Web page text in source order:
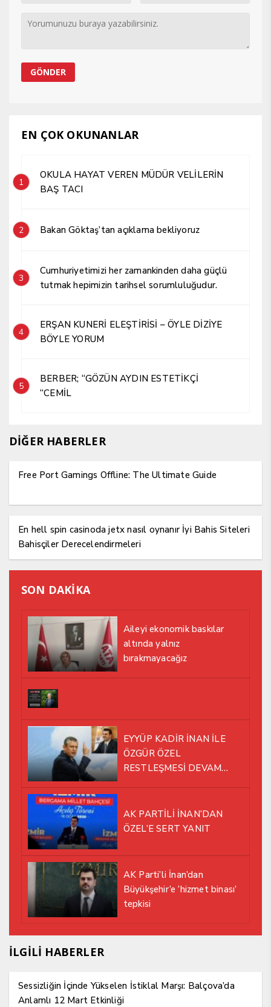
EN ÇOK OKUNANLAR
1
OKULA HAYAT VEREN MÜDÜR VELİLERİN
BAŞ TACI
2 Bakan Göktaş’tan açıklama bekliyoruz
3
Cumhuriyetimizi her zamankinden daha güçlü
tutmak hepimizin tarihsel sorumluluğudur.
4
ERŞAN KUNERİ ELEŞTİRİSİ – ÖYLE DİZİYE
BÖYLE YORUM
5
BERBER; “GÖZÜN AYDIN ESTETİKÇİ
“CEMİL
DİĞER HABERLER
Free Port Gamings Offline: The Ultimate Guide
En hell spin casinoda jetx nasıl oynanır İyi Bahis Siteleri
Bahisçiler Derecelendirmeleri
SON DAKİKA
Aileyi ekonomik baskılar
altında yalnız
bırakmayacağız
EYYÜP KADİR İNAN İLE
ÖZGÜR ÖZEL
RESTLEŞMESİ DEVAM
AK PARTİLİ İNAN’DAN
ÖZEL’E SERT YANIT
AK Parti’li İnan’dan
Büyükşehir’e ‘hizmet binası’
tepkisi
İLGİLİ HABERLER
Sessizliğin İçinde Yükselen İstiklal Marşı: Balçova’da
Anlamlı 12 Mart Etkinliği